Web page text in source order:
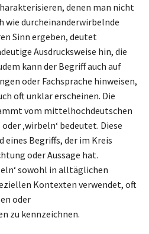
denen man nicht
wie durcheinanderwirbelnde
Sinn ergeben, deutet
Ausdrucksweise hin, die
kann der Begriff auch auf
oder Fachsprache hinweisen,
oft unklar erscheinen. Die
vom mittelhochdeutschen
oder ‚wirbeln‘ bedeutet. Diese
Begriffs, der im Kreis
oder Aussage hat.
sowohl in alltäglichen
Kontexten verwendet, oft
oder
zu kennzeichnen.